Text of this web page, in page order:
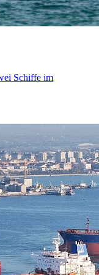
Schiffe im